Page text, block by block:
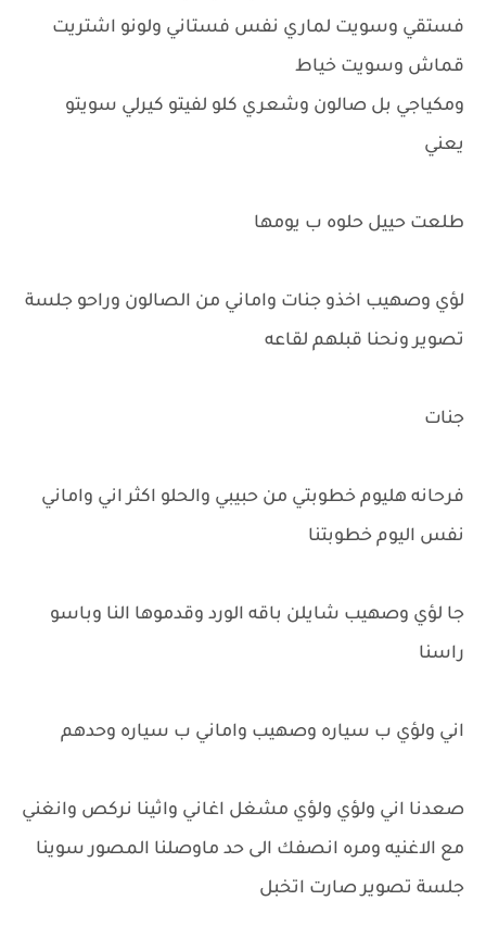
فستقي وسويت لماري نفس فستاني ولونو اشتريت
قماش وسويت خياط
ومكياجي بل صالون وشعري كلو لفيتو كيرلي سويتو
يعني
طلعت حييل حلوه ب يومها
لؤي وصهيب اخذو جنات واماني من الصالون وراحو جلسة
تصوير ونحنا قبلهم لقاعه
جنات
فرحانه هليوم خطوبتي من حبيبي والحلو اكثر اني واماني
نفس اليوم خطوبتنا
جا لؤي وصهيب شايلن باقه الورد وقدموها النا وباسو
راسنا
اني ولؤي ب سياره وصهيب واماني ب سياره وحدهم
صعدنا اني ولؤي ولؤي مشغل اغاني واثينا نركص وانغني
مع الاغنيه ومره انصفك الى حد ماوصلنا المصور سوينا
جلسة تصوير صارت اتخبل